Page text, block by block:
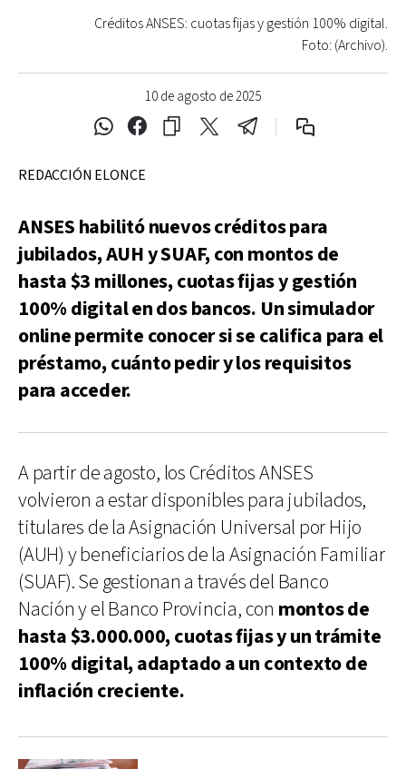
10 de agosto de 2025
Créditos ANSES: cuotas fijas y gestión 100% digital.
Foto: (Archivo).
REDACCIÓN ELONCE
ANSES habilitó nuevos créditos para
jubilados, AUH y SUAF, con montos de
hasta $3 millones, cuotas fijas y gestión
100% digital en dos bancos. Un simulador
online permite conocer si se califica para el
préstamo, cuánto pedir y los requisitos
para acceder.
A partir de agosto, los Créditos ANSES
volvieron a estar disponibles para jubilados,
titulares de la Asignación Universal por Hijo
(AUH) y beneficiarios de la Asignación Familiar
(SUAF). Se gestionan a través del Banco
Nación y el Banco Provincia, con montos de
hasta $3.000.000, cuotas fijas y un trámite
100% digital, adaptado a un contexto de
inflación creciente.